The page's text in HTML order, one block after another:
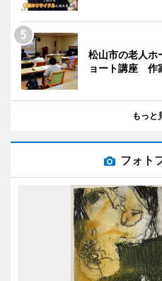
松山市の老人ホ
ョート講座 作
もっと
フォト